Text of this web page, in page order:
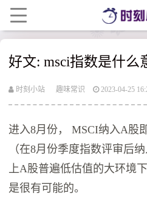
好文: msci指数是什么
时刻小站 趣味常识 2023-04-25
进入8月份， MSCI纳入A股
（在8月份季度指数评审后
上A股普遍低估值的大环境
是很有可能的。